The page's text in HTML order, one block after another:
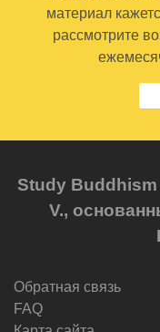
материал
рассмотрите
Study Buddhism
V.,
Обратная связь
FAQ